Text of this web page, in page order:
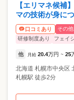
【エリマネ候補
マの技術が身に
口コミあり その他
研修制度あり
フェイ
他 月給 20.4万円 ~ 25
北海道 札幌市中央区
札幌駅 徒歩2分